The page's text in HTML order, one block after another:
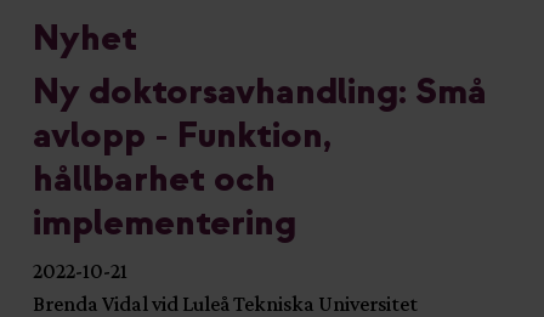
Nyhet
Ny doktorsavhandling: Små
avlopp - Funktion,
hållbarhet och
implementering
2022-10-21
Brenda Vidal vid Luleå Tekniska Universitet